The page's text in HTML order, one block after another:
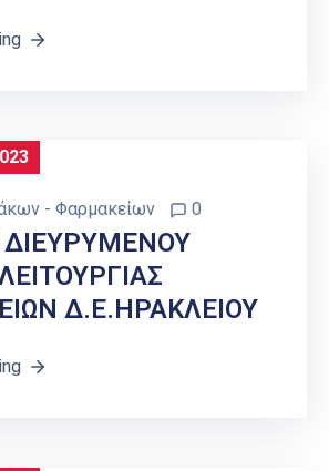
- Φαρμακείων 0
ΔΙΕΥΡΥΜΕΝΟΥ
Δ.Ε.ΗΡΑΚΛΕΙΟΥ